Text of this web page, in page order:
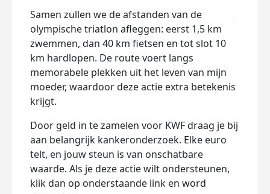
Samen zullen we de afstanden van de
olympische triatlon afleggen: eerst 1,5 km
zwemmen, dan 40 km fietsen en tot slot 10
km hardlopen. De route voert langs
memorabele plekken uit het leven van mijn
moeder, waardoor deze actie extra betekenis
krijgt.
Door geld in te zamelen voor KWF draag je bij
aan belangrijk kankeronderzoek. Elke euro
telt, en jouw steun is van onschatbare
waarde. Als je deze actie wilt ondersteunen,
klik dan op onderstaande link en word